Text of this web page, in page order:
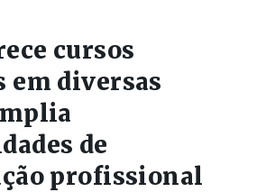
cursos
em diversas
de
profissional